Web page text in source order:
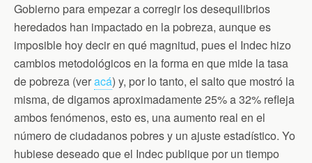
Gobierno para empezar a corregir los desequilibrios
heredados han impactado en la pobreza, aunque es
imposible hoy decir en qué magnitud, pues el Indec hizo
cambios metodológicos en la forma en que mide la tasa
de pobreza (veracá) y, por lo tanto, el salto que mostró la
misma, de digamos aproximadamente 25% a 32% refleja
ambos fenómenos, esto es, una aumento real en el
número de ciudadanos pobres y un ajuste estadístico. Yo
hubiese deseado que el Indec publique por un tiempo